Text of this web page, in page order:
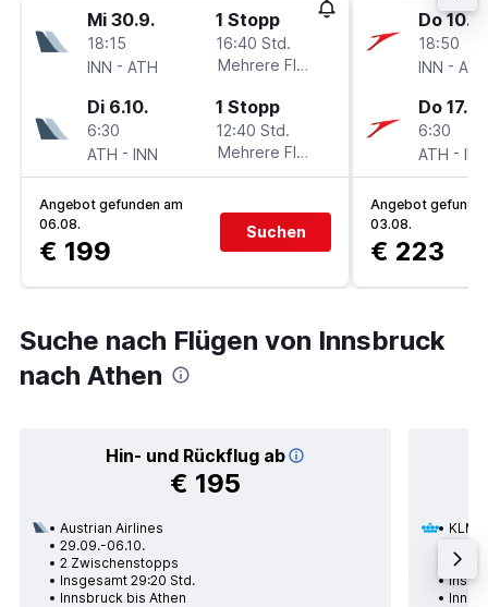
Mi 30.9.
18:15
INN - ATH
1 Stopp
16:40 Std.
Mehrere Fluglinien
Di 6.10.
6:30
ATH - INN
1 Stopp
12:40 Std.
Mehrere Fluglinien
Angebot gefunden am
06.08.
€ 199
Suchen
Do 10.9.
18:50
INN - ATH
Do 17.9.
6:30
ATH - INN
Angebot
03.08.
€ 223
Suche nach Flügen von Innsbruck
nach Athen
Hin- und Rückflug ab
€ 195
Austrian Airlines
29.09.-06.10.
2 Zwischenstopps
Insgesamt 29:20 Std.
Innsbruck bis Athen
KLM
1